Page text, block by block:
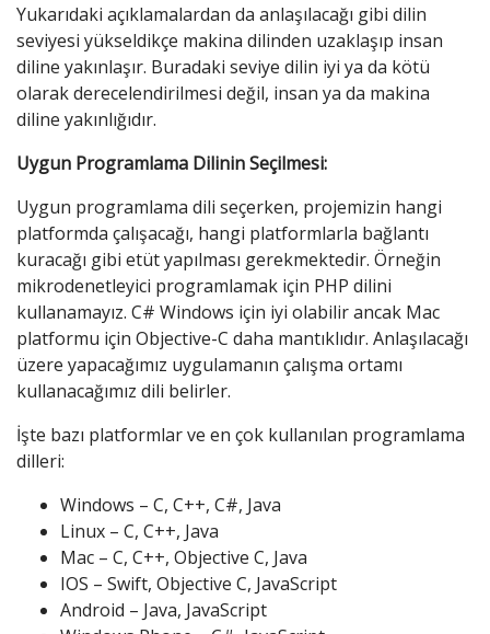
Yukarıdaki açıklamalardan da anlaşılacağı gibi dilin
seviyesi yükseldikçe makina dilinden uzaklaşıp insan
diline yakınlaşır. Buradaki seviye dilin iyi ya da kötü
olarak derecelendirilmesi değil, insan ya da makina
diline yakınlığıdır.
Uygun Programlama Dilinin Seçilmesi:
Uygun programlama dili seçerken, projemizin hangi
platformda çalışacağı, hangi platformlarla bağlantı
kuracağı gibi etüt yapılması gerekmektedir. Örneğin
mikrodenetleyici programlamak için PHP dilini
kullanamayız. C# Windows için iyi olabilir ancak Mac
platformu için Objective-C daha mantıklıdır. Anlaşılacağı
üzere yapacağımız uygulamanın çalışma ortamı
kullanacağımız dili belirler.
İşte bazı platformlar ve en çok kullanılan programlama
dilleri:
Windows – C, C++, C#, Java
Linux – C, C++, Java
Mac – C, C++, Objective C, Java
IOS – Swift, Objective C, JavaScript
Android – Java, JavaScript